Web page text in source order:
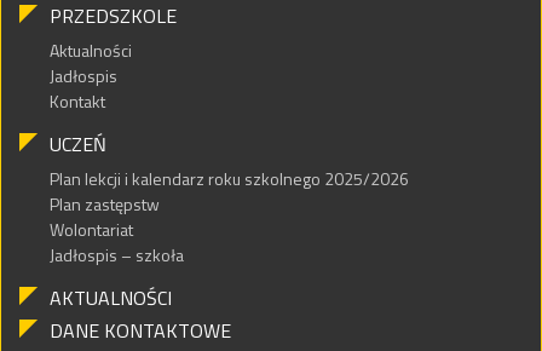
PRZEDSZKOLE
Aktualności
Jadłospis
Kontakt
UCZEŃ
Plan lekcji i kalendarz roku szkolnego 2025/2026
Plan zastępstw
Wolontariat
Jadłospis – szkoła
AKTUALNOŚCI
DANE KONTAKTOWE